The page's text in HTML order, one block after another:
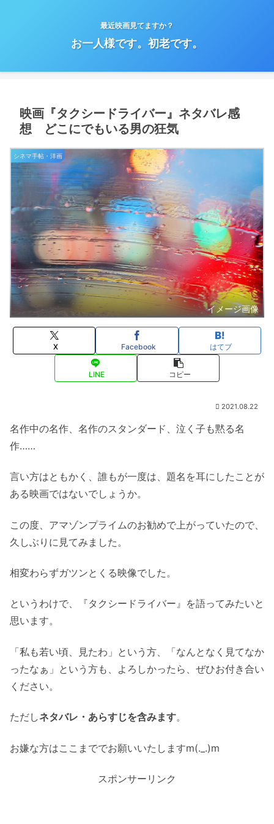
最近映画見てますか？
お一人様です。初老です。
映画『タクシードライバー』ネタバレ感
想 どこにでもいる男の狂気
シネマ手帖・洋画
イメージ画像
X Facebook はてブ
LINE コピー
2021.08.22
名作中の名作、名作のスタンダード、泣く子も黙る名
作……
言い方はともかく、誰もが一度は、題名を耳にしたことが
ある映画ではないでしょうか。
この度、アマゾンプライムのお勧めで上がっていたので、
久しぶりに見てみました。
相変わらずガツンとくる映像でした。
というわけで、『タクシードライバー』を語ってみたいと
思います。
「私も若い頃、見たわ」という方、「なんとなく見てなか
ったなぁ」という方も、よろしかったら、ぜひお付き合い
ください。
ただしネタバレ・あらすじを含みます。
お嫌な方はここまででお願いいたしますm(._.)m
スポンサーリンク